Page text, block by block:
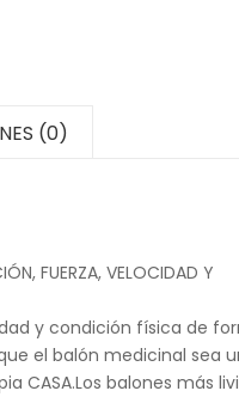
(0)
FUERZA, VELOCIDAD Y
y condición física de
el balón medicinal sea
CASA.Los balones más